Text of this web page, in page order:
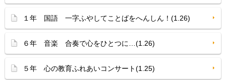
１年 国語 一字ふやしてことばをへんしん！(1.26)
６年 音楽 合奏で心をひとつに…(1.26)
５年 心の教育ふれあいコンサート(1.25)